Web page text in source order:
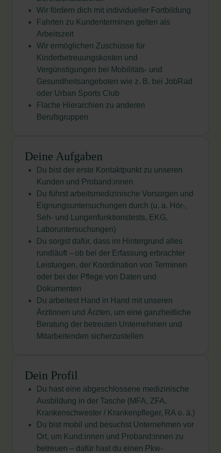
Wir fördern dich mit individueller Fortbildung
Fahrten zu Kundenterminen gelten als
Arbeitszeit
Wir ermöglichen Zuschüsse für
Kinderbetreuungskosten und
Vergünstigungen bei Mobilitäts- und
Gesundheitsangeboten wie z. B. bei JobRad
oder Urban Sports Club
Flache Hierarchien zu anderen
Berufsgruppen
Deine Aufgaben
Du bist der erste Kontaktpunkt zu unseren
Kunden und Proband:innen
Du führst arbeitsmedizinische Vorsorgen und
Eignungsuntersuchungen durch (u. a. Hör-,
Seh- und Lungenfunktionstests, EKG,
Laboruntersuchungen)
Du sorgst dafür, dass im Hintergrund alles
rundläuft – ob bei der Erfassung erbrachter
Leistungen, der Koordination von Terminen
oder bei der Pflege von Daten und
Dokumenten
Du arbeitest Hand in Hand mit unseren
Ärztinnen und Ärzten, um eine ganzheitliche
Beratung der betreuten Unternehmen und
Mitarbeitenden sicherzustellen
Dein Profil
Du hast eine abgeschlossene medizinische
Ausbildung in der Tasche (MFA, ZFA,
Krankenschwester / Krankenpfleger, RA o. ä.)
Du bist mobil und besuchst Unternehmen vor
Ort, um Kund:innen und Proband:innen zu
betreuen – dafür hast du einen Pkw-